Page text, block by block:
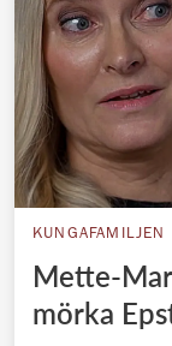
KUNGAFAMILJEN
Mette-
mörka